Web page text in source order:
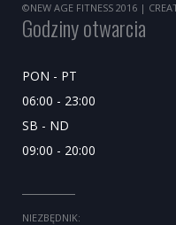
©NEW AGE FITNESS 2016 |
Godziny otwarcia
PON - PT
06:00 - 23:00
SB - ND
09:00 - 20:00
NIEZBĘDNIK: